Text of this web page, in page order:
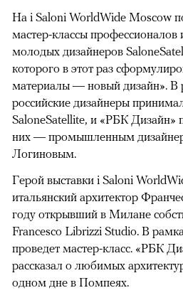
На i Saloni WorldWide Moscow
мастер-классы профессионалов
молодых дизайнеров
которого в этот раз
материалы — новый дизайн». В
российские дизайнеры
SaloneSatellite, и «РБК Дизайн»
них — промышленным
Логиновым.
Герой выставки i Saloni
итальянский архитектор
году открывший в Милане
Francesco Librizzi Studio. В
проведет мастер-класс. «РБК
рассказал о любимых
одном дне в Помпеях.